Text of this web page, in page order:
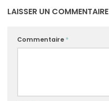
LAISSER UN COMMENTAIRE
Commentaire *